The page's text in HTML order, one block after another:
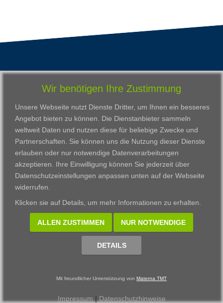
VWAK
Karriere
Kontakt
Download
Impressum
Datenschutzerklärung
Standorte
Darmstadt
Frankfurt am Main
Gießen
Kassel
Wiesbaden
Fortbildungszentrum
Bildungsangebot
Ausbildung
Zertifikatslehrgänge
Fortbildung
© 2002 - 2026 Materna TMT GmbH, powered by CARUSO
Wir benötigen Ihre Zustimmung
Unsere Webseite nutzt Dienste Dritter, um Ihnen ein besseres
Angebot bieten zu können. Die Dienstanbieter sammeln
weltweit Daten und nutzen diese für beliebige Zwecke und
Partnerschaften. Sie können uns die Nutzung dieser Dienste
erlauben oder nur notwendige Datenverarbeitungen
akzeptieren. Ihre Einwilligung können Sie jederzeit über
Datenschutzeinstellungen anpassen unten auf der Webseite
widerrufen.
Klicken sie auf Details, um mehr Informationen zu erhalten.
ALLEN ZUSTIMMEN NUR NOTWENDIGE
DETAILS
Mit freundlicher Unterstützung von Materna TMT
Impressum | Datenschutzhinweise